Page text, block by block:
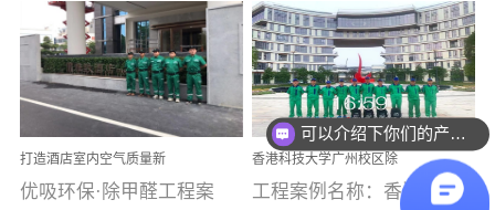
选择源头源材料、严控产
品质量，我们每一批的生
产产品都经过严格的质检
程序；生产车间为优吸总
部和全国分支机构生产光
触媒、净醛王、祛味剂等
优吸系列产品，保质保量
案例【深圳安居乐寓】室
内空气治理项目深圳安居
乐寓 深圳市安居乐寓
为深圳安居集团旗下城...
例(学校工装节选)广州南沙
小学(珠江湾校区)项目地
址：广州市南沙区海滨路
南沙珠江湾江门市蓬江区
禾...
打造酒店室内空气质量新
标杆——优吸环保·标杆之
作：东莞美豪雅致酒店室
优吸环保·除甲醛工程案
香港科技大学广州校区除
甲醛项目圆满完成
工程案例名称：香港科技
可以介绍下你们的产品么